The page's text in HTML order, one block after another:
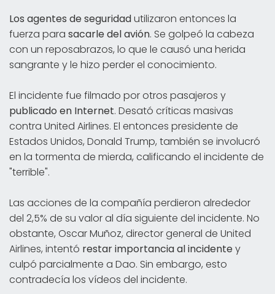
Los agentes de seguridadutilizaron entonces la
fuerza para sacarle del avión. Se golpeó la cabeza
con un reposabrazos, lo que le causó una herida
sangrante y le hizo perder el conocimiento.
El incidente fue filmado por otros pasajeros y
publicado en Internet. Desató críticas masivas
contra United Airlines. El entonces presidente de
Estados Unidos, Donald Trump, también se involucró
en la tormenta de mierda, calificando el incidente de
"terrible".
Las acciones de la compañía perdieron alrededor
del 2,5% de su valor al día siguiente del incidente. No
obstante, Oscar Muñoz, director general de United
Airlines, intentó restar importancia al incidentey
culpó parcialmente a Dao. Sin embargo, esto
contradecía los vídeos del incidente.